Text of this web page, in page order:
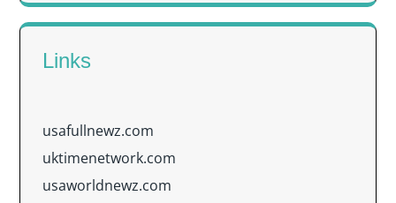
Links
usafullnewz.com
uktimenetwork.com
usaworldnewz.com